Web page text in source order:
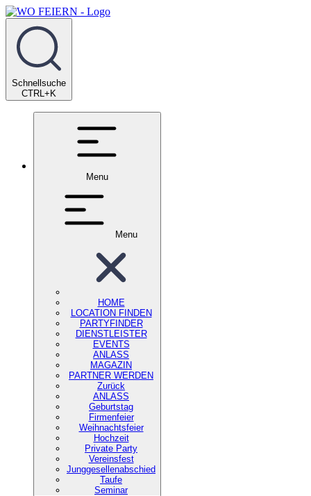
Schnellsuche
CTRL+K
Menu
Menu
HOME
LOCATION FINDEN
PARTYFINDER
DIENSTLEISTER
EVENTS
ANLASS
MAGAZIN
PARTNER WERDEN
Zurück
ANLASS
Geburtstag
Firmenfeier
Weihnachtsfeier
Hochzeit
Private Party
Vereinsfest
Junggesellenabschied
Taufe
Seminar